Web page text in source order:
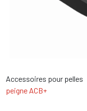
Accessoires pour pelles
peigne ACB+